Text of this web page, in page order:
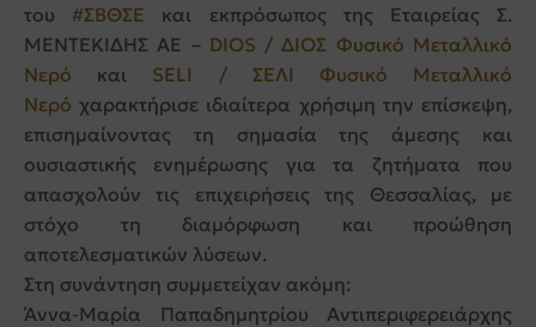
του #ΣΒΘΣΕ και εκπρόσωπος της Εταιρείας Σ.
ΜΕΝΤΕΚΙΔΗΣ ΑΕ – DIOS / ΔΙΟΣ Φυσικό Μεταλλικό
Νερό και SELI / ΣΕΛΙ Φυσικό Μεταλλικό
Νερό χαρακτήρισε ιδιαίτερα χρήσιμη την επίσκεψη,
επισημαίνοντας τη σημασία της άμεσης και
ουσιαστικής ενημέρωσης για τα ζητήματα που
απασχολούν τις επιχειρήσεις της Θεσσαλίας, με
στόχο τη διαμόρφωση και προώθηση
αποτελεσματικών λύσεων.
Στη συνάντηση συμμετείχαν ακόμη:
Άννα-Μαρία Παπαδημητρίου Αντιπεριφερειάρχης